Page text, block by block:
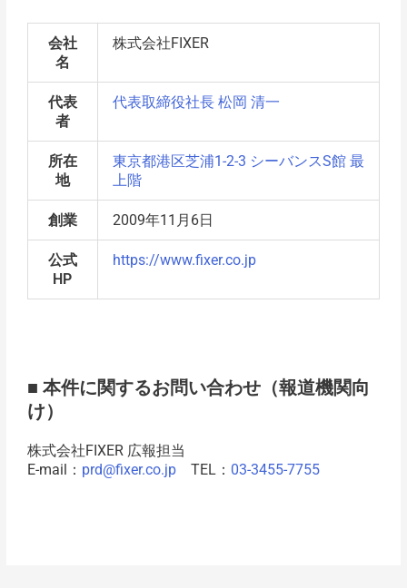
会社
名
株式会社FIXER
代表
者
代表取締役社長 松岡 清一
所在
地
東京都港区芝浦1-2-3 シーバンスS館 最
上階
創業 2009年11月6日
公式
HP
https://www.fixer.co.jp
■ 本件に関するお問い合わせ（報道機関向
け）
株式会社FIXER 広報担当
E-mail： prd@fixer.co.jpTEL： 03-3455-7755